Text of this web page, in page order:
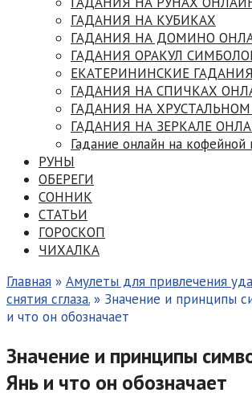
ГАДАНИЯ НА КУБИКАХ
ГАДАНИЯ НА ДОМИНО
ГАДАНИЯ ОРАКУЛ
ЕКАТЕРИНИНСКИЕ
ГАДАНИЯ НА СПИЧКАХ
ГАДАНИЯ НА
ГАДАНИЯ НА ЗЕРКАЛЕ
Гадание онлайн на кофейной
РУНЫ
ОБЕРЕГИ
СОННИК
СТАТЬИ
ГОРОСКОП
ЧИХАЛКА
Главная » Амулеты для привлечения
снятия сглаза. » Значение и принципы
и что он обозначает
Значение и принципы
Янь и что он обозначает